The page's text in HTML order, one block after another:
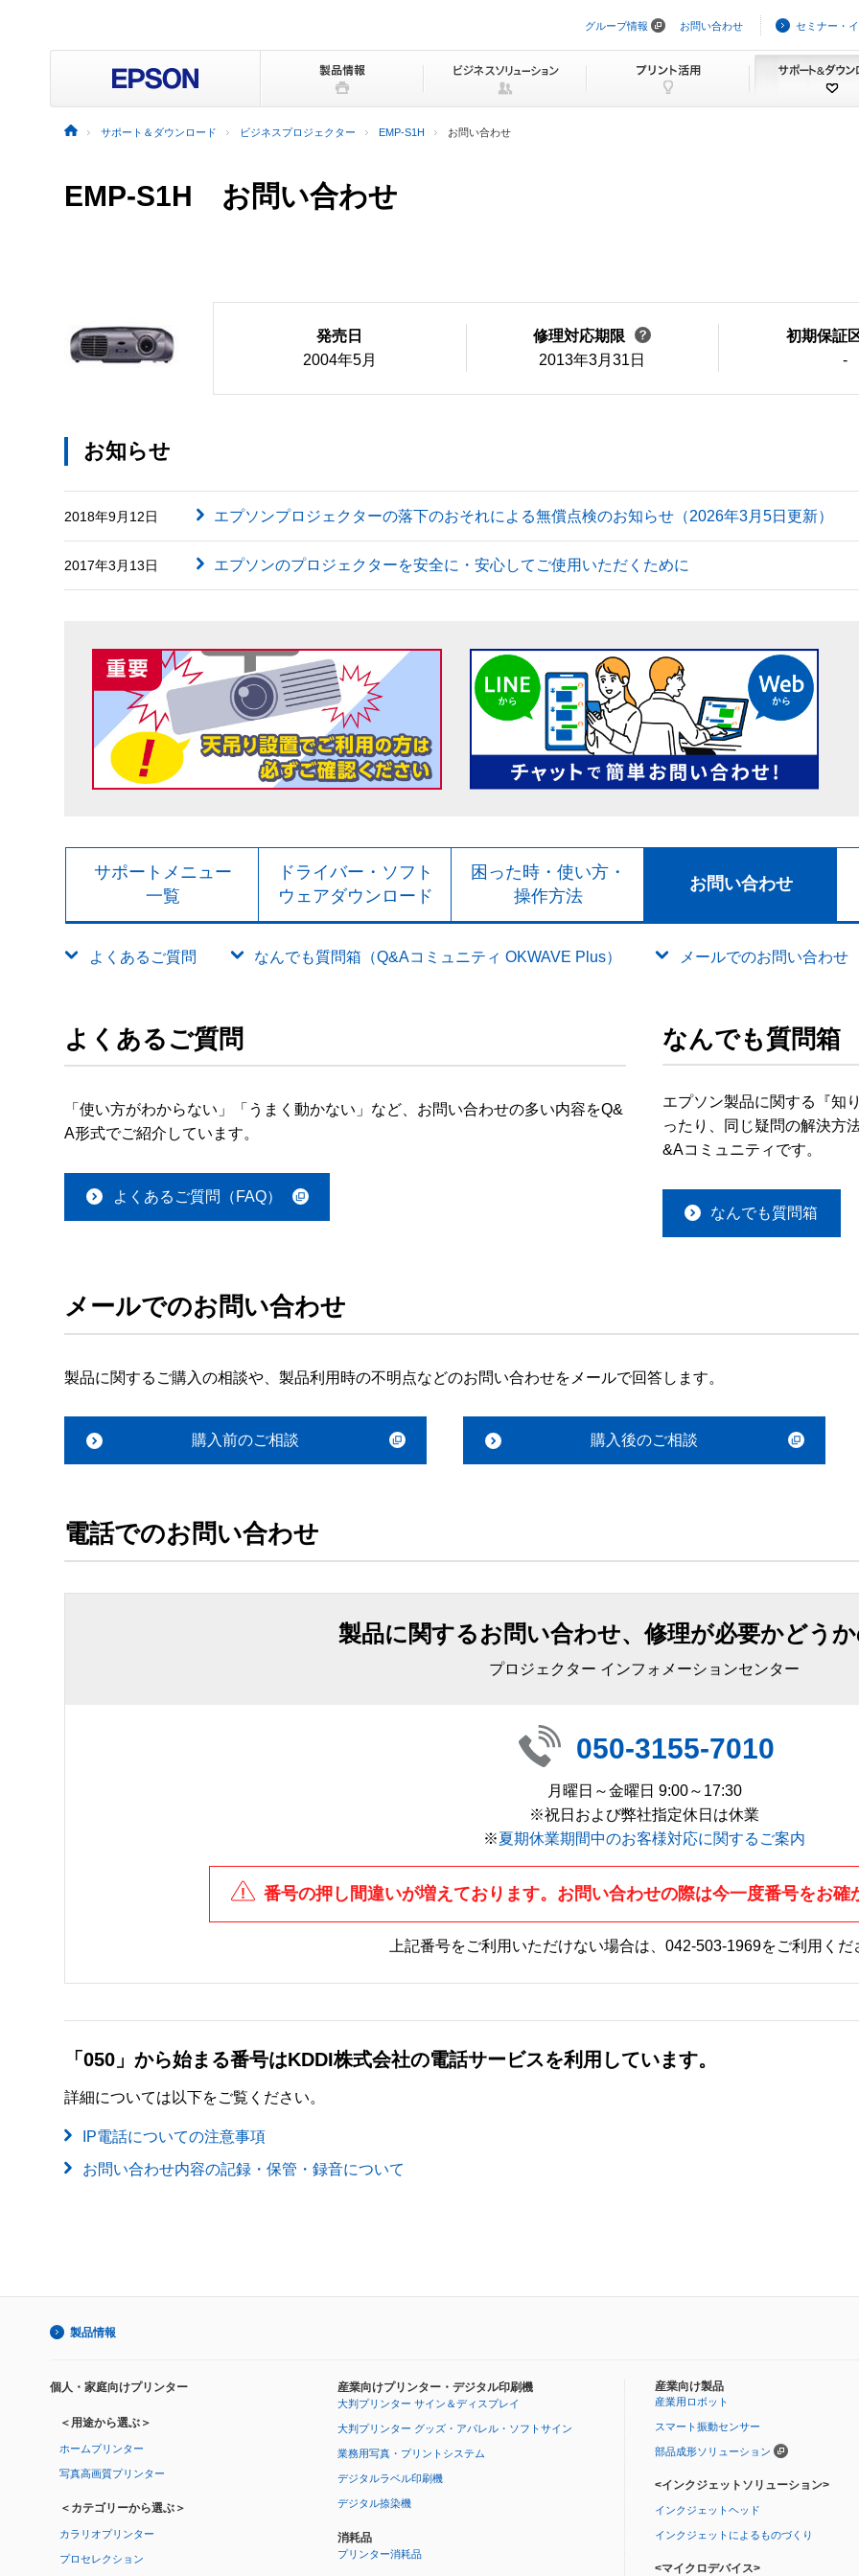
ビ
ョ
グループ情報 お問い合わせ セミナー・
サポート＆ダウンロード ビジネスプロジェクター EMP-S1H お問い合わせ
EMP-S1H お問い合わせ
発売日
2004年5月
修理対応期限
2013年3月31日
初期保証
-
お知らせ
2018年9月12日 エプソンプロジェクターの落下のおそれによる無償点検のお知らせ（2026年3月5日更新）
2017年3月13日 エプソンのプロジェクターを安全に・安心してご使用いただくために
サポートメニュー
一覧
ドライバー・ソフト
ウェアダウンロード
困った時・使い方・
操作方法
お問い合わせ
よくあるご質問 なんでも質問箱（Q&Aコミュニティ OKWAVE Plus） メールでのお問い合わせ
よくあるご質問
「使い方がわからない」「うまく動かない」など、お問い合わせの多い内容をQ&
A形式でご紹介しています。
よくあるご質問（FAQ）
なんでも質問箱
エプソン製品に関する『知
ったり、同じ疑問の解決方
&Aコミュニティです。
なんでも質問箱
メールでのお問い合わせ
製品に関するご購入の相談や、製品利用時の不明点などのお問い合わせをメールで回答します。
購入前のご相談 購入後のご相談
電話でのお問い合わせ
製品に関するお問い合わせ、修理が必要かどう
プロジェクター インフォメーションセンター
050-3155-7010
月曜日～金曜日 9:00～17:30
※祝日および弊社指定休日は休業
※夏期休業期間中のお客様対応に関するご案内
番号の押し間違いが増えております。お問い合わせの際は今一度番号をお確
上記番号をご利用いただけない場合は、 042-503-1969をご利用くだ
「050」から始まる番号はKDDI株式会社の電話サービスを利用しています。
詳細については以下をご覧ください。
IP電話についての注意事項
お問い合わせ内容の記録・保管・録音について
製品情報
個人・家庭向けプリンター
＜用途から選ぶ＞
ホームプリンター
写真高画質プリンター
＜カテゴリーから選ぶ＞
カラリオプリンター
プロセレクション
産業向けプリンター・デジタル印刷機
大判プリンター サイン＆ディスプレイ
大判プリンター グッズ・アパレル・ソフトサイン
業務用写真・プリントシステム
デジタルラベル印刷機
デジタル捺染機
消耗品
プリンター消耗品
産業向け製品
産業用ロボット
スマート振動センサー
部品成形ソリューション
<インクジェットソリューション>
インクジェットヘッド
インクジェットによるものづくり
<マイクロデバイス>